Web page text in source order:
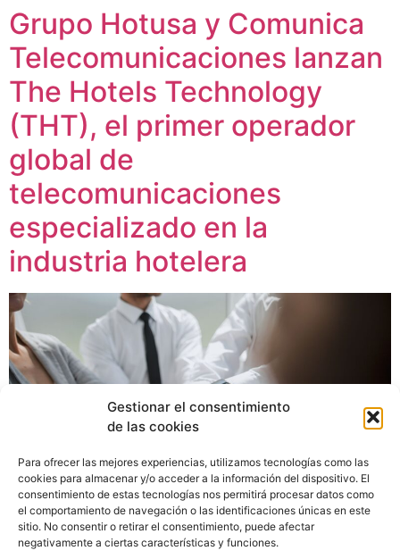
Gestionar el consentimiento
de las cookies
Para ofrecer las mejores experiencias, utilizamos tecnologías como las
cookies para almacenar y/o acceder a la información del dispositivo. El
consentimiento de estas tecnologías nos permitirá procesar datos como
el comportamiento de navegación o las identificaciones únicas en este
sitio. No consentir o retirar el consentimiento, puede afectar
negativamente a ciertas características y funciones.
Grupo Hotusa y Comunica
Telecomunicaciones lanzan
The Hotels Technology
(THT), el primer operador
global de
telecomunicaciones
especializado en la
industria hotelera